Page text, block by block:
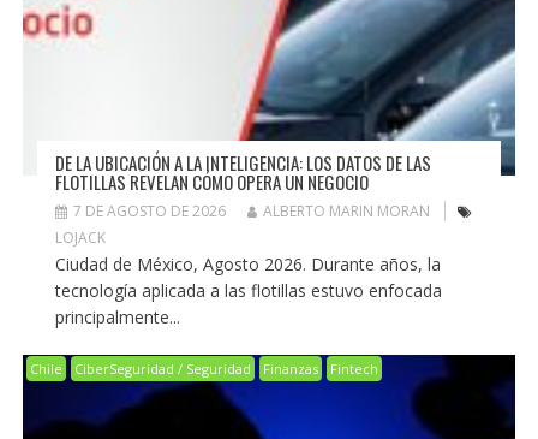
DE LA UBICACIÓN A LA INTELIGENCIA: LOS DATOS DE LAS
FLOTILLAS REVELAN CÓMO OPERA UN NEGOCIO
7 DE AGOSTO DE 2026
ALBERTO MARIN MORAN
LOJACK
Ciudad de México, Agosto 2026. Durante años, la
tecnología aplicada a las flotillas estuvo enfocada
principalmente...
Chile CiberSeguridad / Seguridad Finanzas Fintech